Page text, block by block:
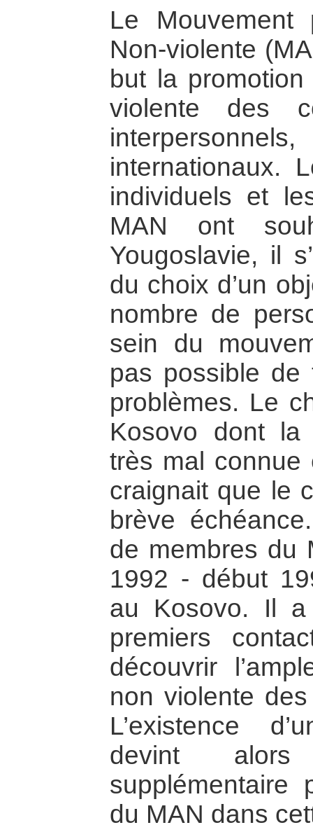
Le Mouvement
Non-violente
but la
violente des
internationaux.
individuels et
MAN ont
Yougoslavie, il
du choix d’un
nombre de
sein du
pas possible de
problèmes. Le
Kosovo dont la
très mal
craignait que le
brève
de membres du
1992 - début
au Kosovo. Il a
premiers
découvrir
non violente
L’existence
devint
supplémentaire
du MAN dans